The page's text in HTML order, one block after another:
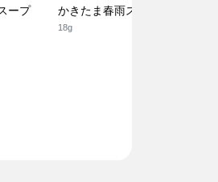
ープ かきたま春雨スープ
18g